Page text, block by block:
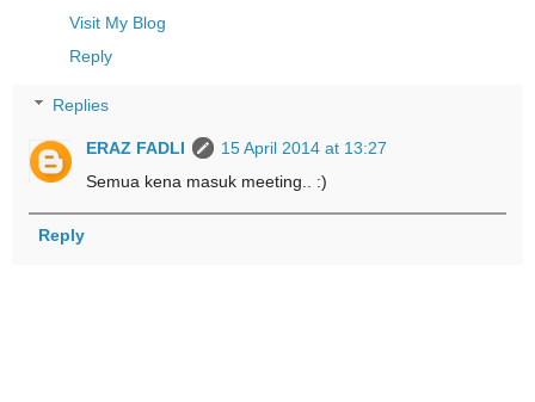
Visit My Blog
Reply
Replies
ERAZ FADLI
15 April 2014 at 13:27
Semua kena masuk meeting.. :)
Reply